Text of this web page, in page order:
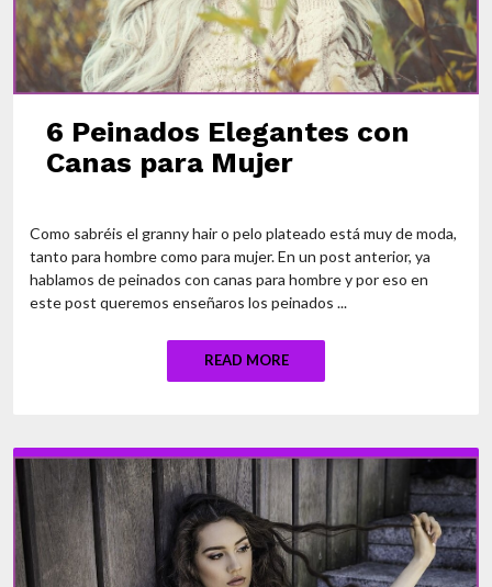
6 Peinados Elegantes con
Canas para Mujer
Como sabréis el granny hair o pelo plateado está muy de moda,
tanto para hombre como para mujer. En un post anterior, ya
hablamos de peinados con canas para hombre y por eso en
este post queremos enseñaros los peinados ...
READ MORE